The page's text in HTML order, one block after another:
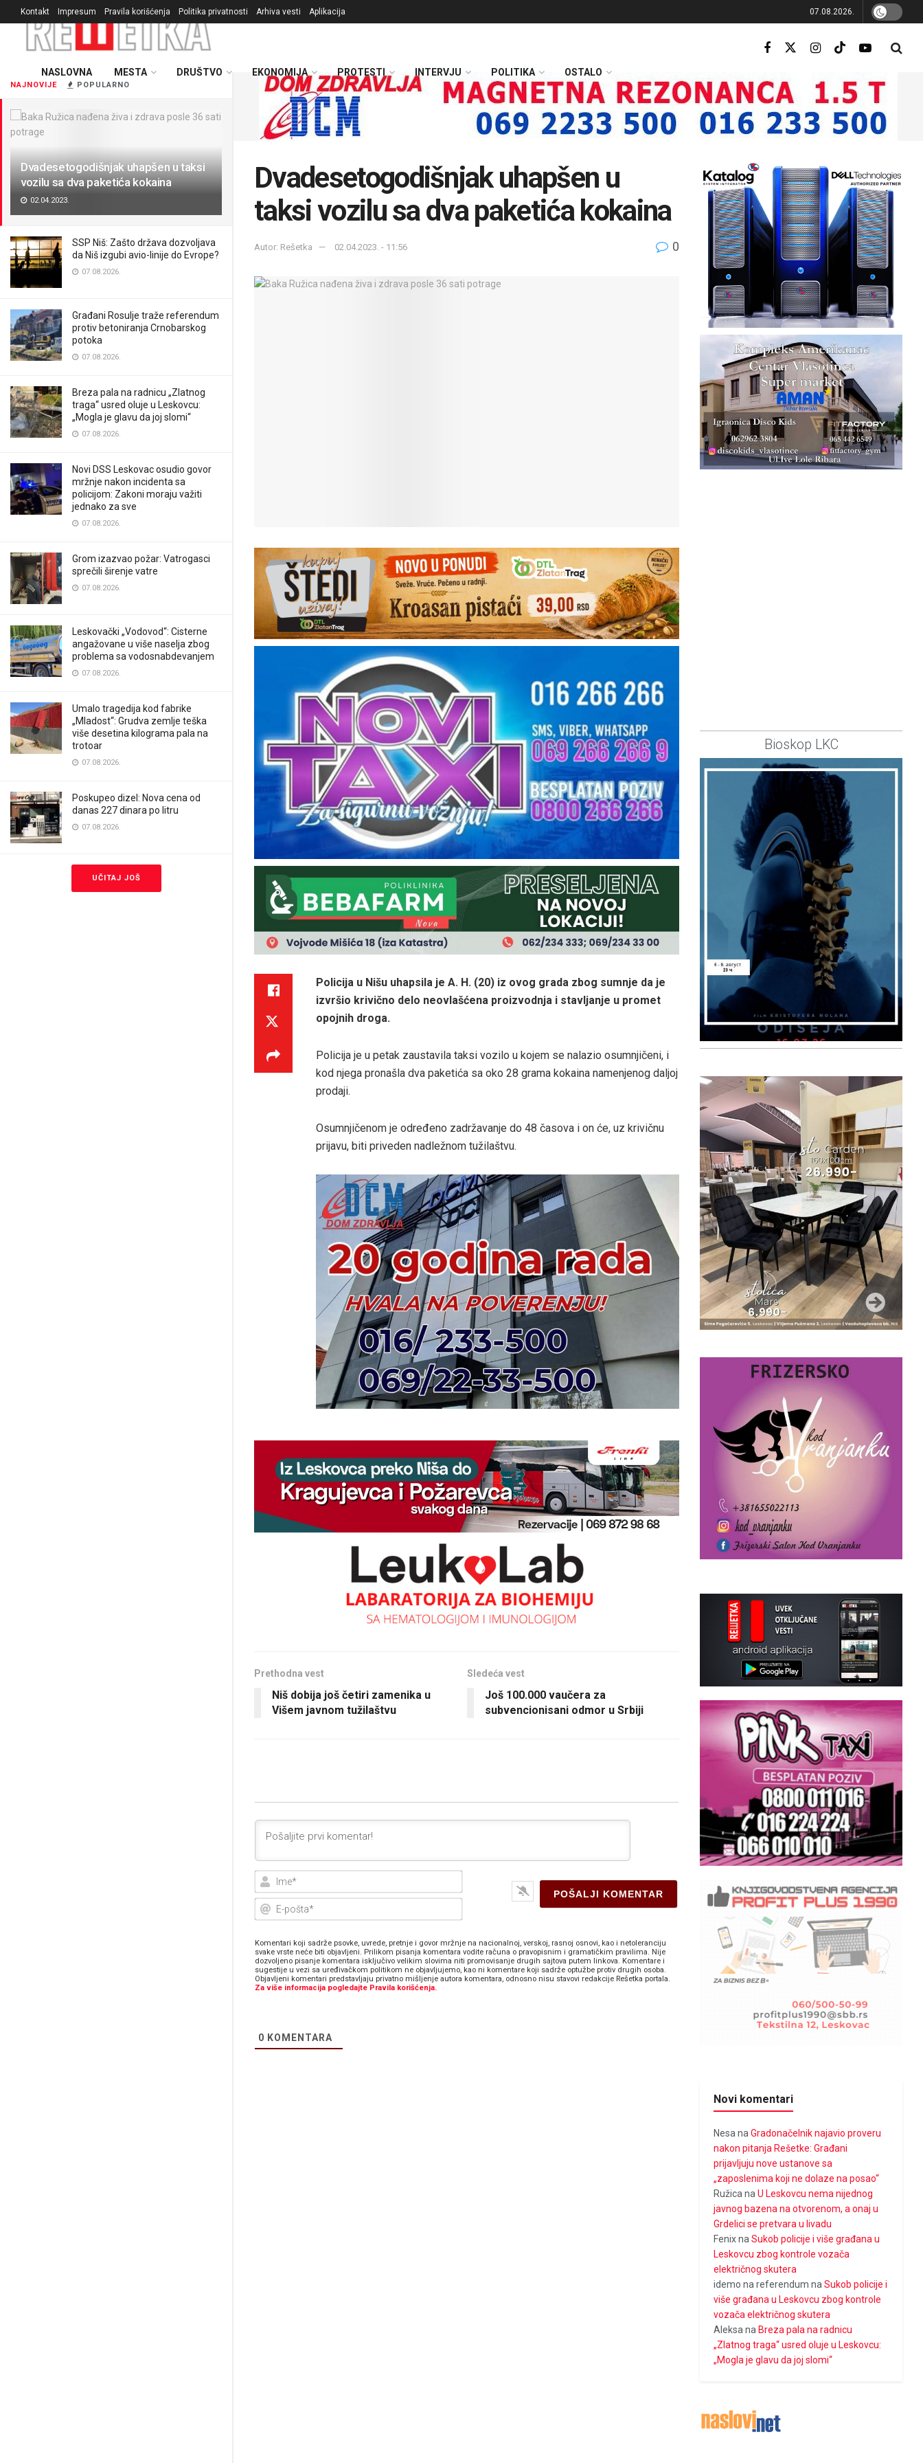
NAJNOVIJE POPULARNO
Dvadesetogodišnjak uhapšen u taksi
vozilu sa dva paketića kokaina
02.04.2023.
SSP Niš: Zašto država dozvoljava
da Niš izgubi avio-linije do Evrope?
07.08.2026.
Građani Rosulje traže referendum
protiv betoniranja Crnobarskog
potoka
07.08.2026.
Breza pala na radnicu „Zlatnog
traga“ usred oluje u Leskovcu:
„Mogla je glavu da joj slomi“
07.08.2026.
Novi DSS Leskovac osudio govor
mržnje nakon incidenta sa
policijom: Zakoni moraju važiti
jednako za sve
07.08.2026.
Grom izazvao požar: Vatrogasci
sprečili širenje vatre
07.08.2026.
Leskovački „Vodovod“: Cisterne
angažovane u više naselja zbog
problema sa vodosnabdevanjem
07.08.2026.
Umalo tragedija kod fabrike
„Mladost“: Grudva zemlje teška
više desetina kilograma pala na
trotoar
07.08.2026.
Poskupeo dizel: Nova cena od
danas 227 dinara po litru
07.08.2026.
UČITAJ JOŠ
Kontakt Impresum Pravila korišćenja Politika privatnosti Arhiva vesti Aplikacija 07.08.2026.
NASLOVNA MESTA DRUŠTVO EKONOMIJA PROTESTI INTERVJU POLITIKA OSTALO
Dvadesetogodišnjak uhapšen u
taksi vozilu sa dva paketića kokaina
Autor: Rešetka 02.04.2023. - 11:56 0
Policija u Nišu uhapsila je A. H. (20) iz ovog grada zbog sumnje da je
izvršio krivično delo neovlašćena proizvodnja i stavljanje u promet
opojnih droga.
Policija je u petak zaustavila taksi vozilo u kojem se nalazio osumnjičeni, i
kod njega pronašla dva paketića sa oko 28 grama kokaina namenjenog daljoj
prodaji.
Osumnjičenom je određeno zadržavanje do 48 časova i on će, uz krivičnu
prijavu, biti priveden nadležnom tužilaštvu.
Prethodna vest
Niš dobija još četiri zamenika u
Višem javnom tužilaštvu
Sledeća vest
Još 100.000 vaučera za
subvencionisani odmor u Srbiji
Ime*
E-
Komentari koji sadrže psovke, uvrede, pretnje i govor mržnje na nacionalnoj, verskoj, rasnoj osnovi, kao i netoleranciju
svake vrste neće biti objavljeni. Prilikom pisanja komentara vodite računa o pravopisnim i gramatičkim pravilima. Nije
dozvoljeno pisanje komentara isključivo velikim slovima niti promovisanje drugih sajtova putem linkova. Komentare i
sugestije u vezi sa uređivačkom politikom ne objavljujemo, kao ni komentare koji sadrže optužbe protiv drugih osoba.
Objavljeni komentari predstavljaju privatno mišljenje autora komentara, odnosno nisu stavovi redakcije Rešetka portala.
Za više informacija pogledajte Pravila korišćenja.
0 KOMENTARA
Bioskop LKC
Novi komentari
Nesa naGradonačelnik najavio proveru
nakon pitanja Rešetke: Građani
prijavljuju nove ustanove sa
„zaposlenima koji ne dolaze na posao“
Ružica naU Leskovcu nema nijednog
javnog bazena na otvorenom, a onaj u
Grdelici se pretvara u livadu
FenixnaSukob policije i više građana u
Leskovcu zbog kontrole vozača
električnog skutera
idemo na referendum naSukob policije i
više građana u Leskovcu zbog kontrole
vozača električnog skutera
Aleksa na Breza pala na radnicu
„Zlatnog traga“ usred oluje u Leskovcu:
„Mogla je glavu da joj slomi“